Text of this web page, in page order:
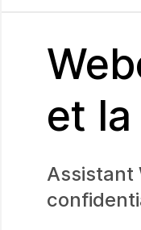
et
Assistant